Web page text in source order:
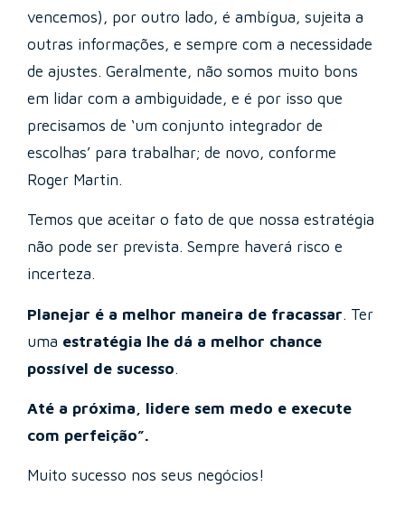
vencemos), por outro lado, é ambígua, sujeita a
outras informações, e sempre com a necessidade
de ajustes. Geralmente, não somos muito bons
em lidar com a ambiguidade, e é por isso que
precisamos de ‘um conjunto integrador de
escolhas’ para trabalhar; de novo, conforme
Roger Martin.
Temos que aceitar o fato de que nossa estratégia
não pode ser prevista. Sempre haverá risco e
incerteza.
Planejar é a melhor maneira de fracassar. Ter
uma estratégia lhe dá a melhor chance
possível de sucesso.
Até a próxima, lidere sem medo e execute
com perfeição”.
Muito sucesso nos seus negócios!